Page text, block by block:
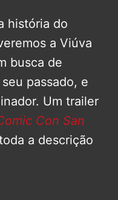
história do
a Viúva
busca de
passado, e
Um trailer
Con San
a descrição